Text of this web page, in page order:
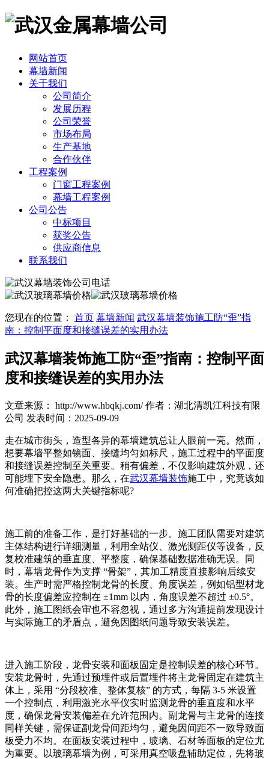
网站首页
幕墙新闻
关于我们
公司简介
发展历程
公司荣誉
市场布局
生产基地
合作伙伴
工程案例
门窗工程案例
幕墙工程案例
公司公告
中标项目
获奖公告
供应商信息
联系我们
您现在的位置： 首页 幕墙新闻 武汉幕墙装饰施工防“歪”指
南：控制平面度和接缝误差的实用办法
武汉幕墙装饰施工防“歪”指南：控制平面
度和接缝误差的实用办法
文章来源： http://www.hbqkj.com/作者：湖北清凯江科技有限
公司 发表时间：2025-09-09
走在城市街头，造型各异的幕墙建筑总让人眼前一亮。然而，
想要幕墙平整如镜面、接缝均匀如标尺，施工过程中的平面度
和接缝误差控制至关重要。稍有偏差，不仅影响建筑外观，还
可能埋下安全隐患。那么，在武汉幕墙装饰施工中，究竟该如
何准确把控这两大关键指标呢?​
施工前的准备工作，是打好基础的一步。施工团队需要对建筑
主体结构进行详细测量，利用全站仪、激光测距仪等设备，反
复校准建筑的垂直度、平整度，确保基础数据准确无误。同
时，幕墙龙骨作为支撑 “骨架”，其加工精度直接影响后续安
装。生产时需严格控制龙骨的长度、角度误差，例如铝型材龙
骨的长度偏差应控制在 ±1mm 以内，角度误差不超过 ±0.5°。
此外，施工图纸会审也不容忽视，通过多方沟通提前发现设计
与实际施工的矛盾点，避免因图纸问题导致安装误差。​
进入施工阶段，龙骨安装和面板固定是控制误差的核心环节。
安装龙骨时，先通过预埋件或后置埋件将主龙骨固定在建筑主
体上，采用 “分段校准、整体复核” 的方式，每隔 3-5 米设置
一个控制点，利用激光水平仪实时监测龙骨的垂直度和水平
度，确保龙骨安装偏差在允许范围内。副龙骨与主龙骨的连接
同样关键，需保证副龙骨间距均匀，避免因间距不一致导致面
板受力不均。在面板安装过程中，玻璃、石材等面板的定位尤
为重要。以玻璃幕墙为例，可采用真空吸盘辅助定位，先将玻